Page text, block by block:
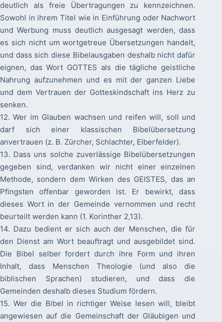
deutlich als freie Übertragungen zu kennzeichnen.
Sowohl in ihrem Titel wie in Einführung oder Nachwort
und Werbung muss deutlich ausgesagt werden, dass
es sich nicht um wortgetreue Übersetzungen handelt,
und dass sich diese Bibelausgaben deshalb nicht dafür
eignen, das Wort GOTTES als die tägliche geistliche
Nahrung aufzunehmen und es mit der ganzen Liebe
und dem Vertrauen der Gotteskindschaft ins Herz zu
senken.
12. Wer im Glauben wachsen und reifen will, soll und
darf sich einer klassischen Bibelübersetzung
anvertrauen (z. B. Zürcher, Schlachter, Elberfelder).
13. Dass uns solche zuverlässige Bibelübersetzungen
gegeben sind, verdanken wir nicht einer einzelnen
Methode, sondern dem Wirken des GEISTES, das an
Pfingsten offenbar geworden ist. Er bewirkt, dass
dieses Wort in der Gemeinde vernommen und recht
beurteilt werden kann (1. Korinther 2,13).
14. Dazu bedient er sich auch der Menschen, die für
den Dienst am Wort beauftragt und ausgebildet sind.
Die Bibel selber fordert durch ihre Form und ihren
Inhalt, dass Menschen Theologie (und also die
biblischen Sprachen) studieren, und dass die
Gemeinden deshalb dieses Studium fördern.
15. Wer die Bibel in richtiger Weise lesen will, bleibt
angewiesen auf die Gemeinschaft der Gläubigen und